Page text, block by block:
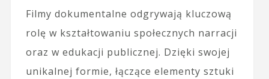
Filmy dokumentalne odgrywają kluczową
rolę w kształtowaniu społecznych narracji
oraz w edukacji publicznej. Dzięki swojej
unikalnej formie, łączące elementy sztuki